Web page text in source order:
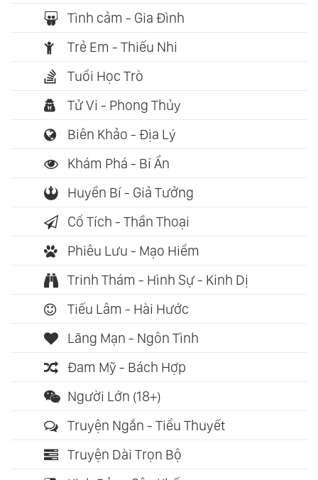
Tình cảm - Gia Đình
Trẻ Em - Thiếu Nhi
Tuổi Học Trò
Tử Vi - Phong Thủy
Biên Khảo - Địa Lý
Khám Phá - Bí Ẩn
Huyền Bí - Giả Tưởng
Cổ Tích - Thần Thoại
Phiêu Lưu - Mạo Hiểm
Trinh Thám - Hình Sự - Kinh Dị
Tiếu Lâm - Hài Hước
Lãng Mạn - Ngôn Tình
Đam Mỹ - Bách Hợp
Người Lớn (18+)
Truyện Ngắn - Tiểu Thuyết
Truyện Dài Trọn Bộ